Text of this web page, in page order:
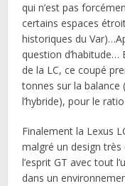
qui n’est pas
certains espaces
historiques du
question d’habitude…
de la LC, ce coupé
tonnes sur la balance
l’hybride), pour le
Finalement la Lexus
malgré un design très
l’esprit GT avec tout
dans un